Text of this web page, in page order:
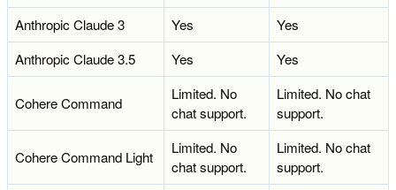
Anthropic Claude 3 Yes
Yes
Anthropic Claude 3.5
Yes Yes
Cohere Command
Limited. No
chat support.
Limited. No chat
support.
Cohere Command Light
Limited. No
chat support.
Limited. No chat
support.